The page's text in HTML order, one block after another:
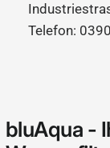
Telefon:
bluAqua -